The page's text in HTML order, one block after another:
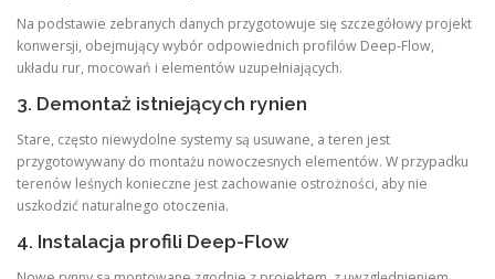
Na podstawie zebranych danych przygotowuje się szczegółowy projekt
konwersji, obejmujący wybór odpowiednich profilów Deep-Flow,
układu rur, mocowań i elementów uzupełniających.
3. Demontaż istniejących rynien
Stare, często niewydolne systemy są usuwane, a teren jest
przygotowywany do montażu nowoczesnych elementów. W przypadku
terenów leśnych konieczne jest zachowanie ostrożności, aby nie
uszkodzić naturalnego otoczenia.
4. Instalacja profili Deep-Flow